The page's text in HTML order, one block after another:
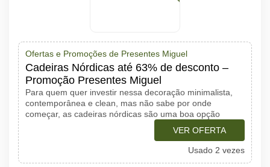
Ofertas e Promoções de Presentes Miguel
Cadeiras Nórdicas até 63% de desconto –
Promoção Presentes Miguel
Para quem quer investir nessa decoração minimalista,
contemporânea e clean, mas não sabe por onde
começar, as cadeiras nórdicas são uma boa opção
VER OFERTA
Usado 2 vezes